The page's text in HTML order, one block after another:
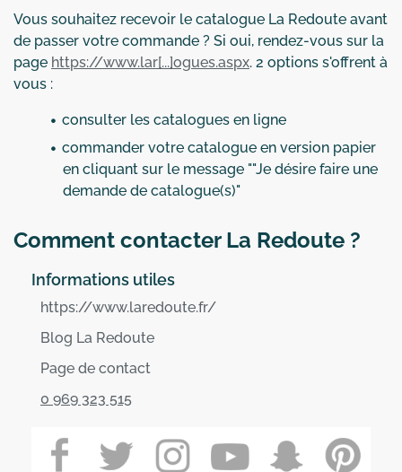
Vous souhaitez recevoir le catalogue La Redoute avant
de passer votre commande ? Si oui, rendez-vous sur la
page https://www.lar[...]ogues.aspx. 2 options s'offrent à
vous :
consulter les catalogues en ligne
commander votre catalogue en version papier
en cliquant sur le message ""Je désire faire une
demande de catalogue(s)"
Comment contacter La Redoute ?
Informations utiles
https://www.laredoute.fr/
Blog La Redoute
Page de contact
0 969 323 515